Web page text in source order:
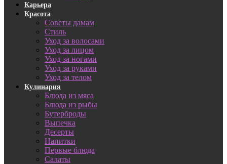
Карьера
Красота
Советы дамам
Стиль
Уход за волосами
Уход за лицом
Уход за ногами
Уход за руками
Уход за телом
Кулинария
Блюда из мяса
Блюда из рыбы
Бутерброды
Выпечка
Десерты
Напитки
Первые блюда
Салаты